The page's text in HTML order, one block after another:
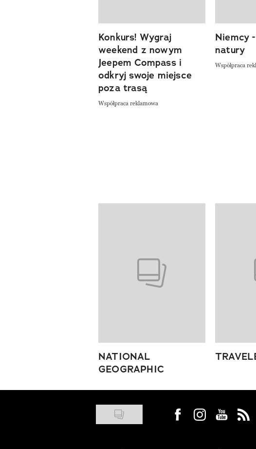
Konkurs! Wygraj
weekend z nowym
Jeepem Compass i
odkryj swoje miejsce
poza trasą
Współpraca reklamowa
Niemcy
natury
Współpraca
NATIONAL
GEOGRAPHIC
Visit us on Facebook
Visit us onVisit us on
Visit